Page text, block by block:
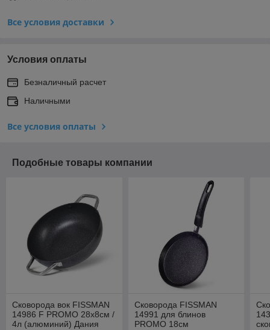
Все условия доставки
Условия оплаты
Безналичный расчет
Наличными
Все условия оплаты
Подобные товары компании
Сковорода вок FISSMAN
14986 F PROMO 28x8см /
4л (алюминий) Дания
Cковорода FISSMAN
14991 для блинов
PROMO 18см